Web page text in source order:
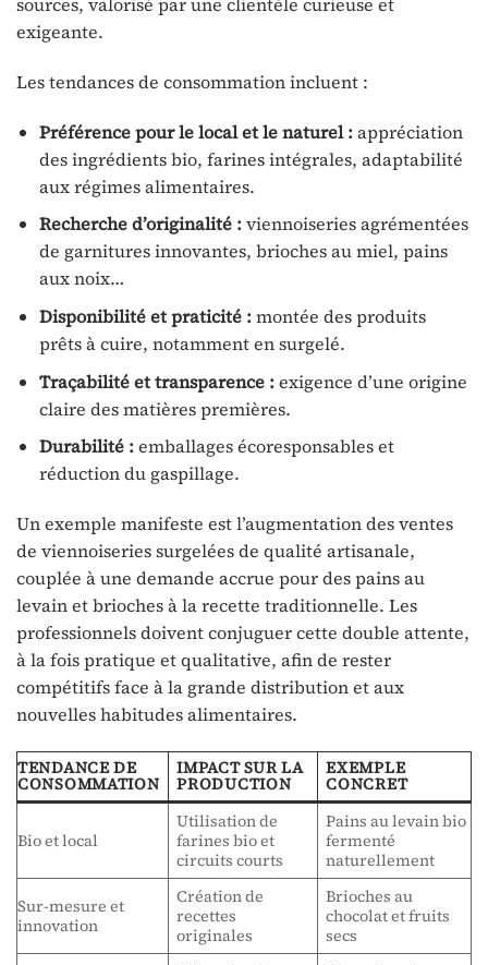
exigeante.
Les tendances de consommation incluent :
Préférence pour le local et le naturel :appréciation
des ingrédients bio, farines intégrales, adaptabilité
aux régimes alimentaires.
Recherche d’originalité :viennoiseries agrémentées
de garnitures innovantes, brioches au miel, pains
aux noix…
Disponibilité et praticité :montée des produits
prêts à cuire, notamment en surgelé.
Traçabilité et transparence :exigence d’une origine
claire des matières premières.
Durabilité :emballages écoresponsables et
réduction du gaspillage.
Un exemple manifeste est l’augmentation des ventes
de viennoiseries surgelées de qualité artisanale,
couplée à une demande accrue pour des pains au
levain et brioches à la recette traditionnelle. Les
professionnels doivent conjuguer cette double attente,
à la fois pratique et qualitative, afin de rester
compétitifs face à la grande distribution et aux
nouvelles habitudes alimentaires.
TENDANCE DE
CONSOMMATION
IMPACT SUR LA
PRODUCTION
EXEMPLE
CONCRET
Bio et local
Utilisation de
farines bio et
circuits courts
Pains au levain bio
fermenté
naturellement
Sur-mesure et
innovation
Création de
recettes
originales
Brioches au
chocolat et fruits
secs